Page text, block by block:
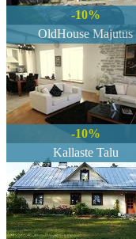
-10%
OldHouse Majutus
-10%
Kallaste Talu